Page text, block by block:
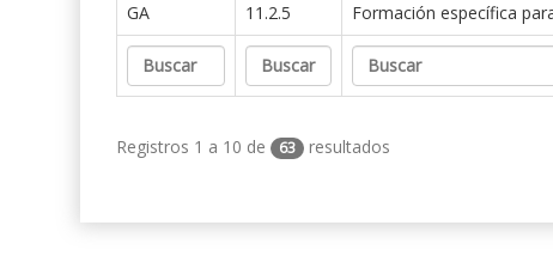
GA
11.2.5 Formación específica
Registros 1 a 10 de 63 resultados